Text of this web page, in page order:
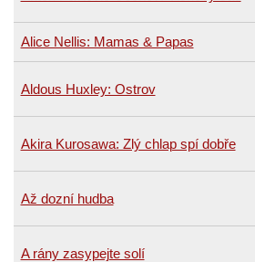
Alice Nellis: Mamas & Papas
Aldous Huxley: Ostrov
Akira Kurosawa: Zlý chlap spí dobře
Až dozní hudba
A rány zasypejte solí